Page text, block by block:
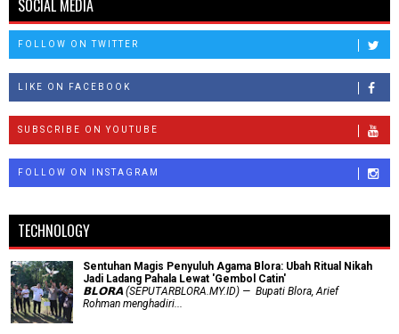
SOCIAL MEDIA
FOLLOW ON TWITTER
LIKE ON FACEBOOK
SUBSCRIBE ON YOUTUBE
FOLLOW ON INSTAGRAM
TECHNOLOGY
Sentuhan Magis Penyuluh Agama Blora: Ubah Ritual Nikah
Jadi Ladang Pahala Lewat 'Gembol Catin'
𝗕𝗟𝗢𝗥𝗔 (SEPUTARBLORA.MY.ID) — Bupati Blora, Arief
Rohman menghadiri...